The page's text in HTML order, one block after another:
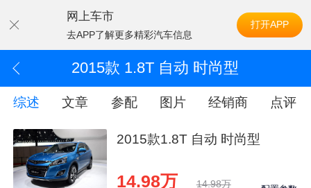
网上车市
去APP了解更多精彩汽车信息
打开APP
2015款 1.8T 自动 时尚型
综述 文章 参配 图片 经销商 点评
2015款1.8T 自动 时尚型
14.98万 14.98万